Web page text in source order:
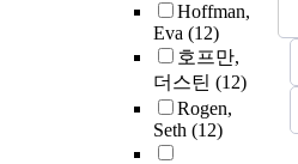
Hoffman,
Eva (12)
호프만,
더스틴 (12)
Rogen,
Seth (12)